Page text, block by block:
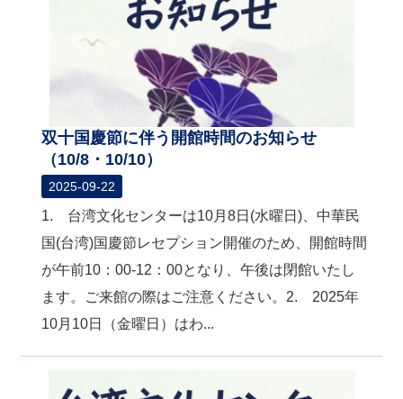
双十国慶節に伴う開館時間のお知らせ
（10/8・10/10）
2025-09-22
1. 台湾文化センターは10月8日(水曜日)、中華民
国(台湾)国慶節レセプション開催のため、開館時間
が午前10：00-12：00となり、午後は閉館いたし
ます。ご来館の際はご注意ください。2. 2025年
10月10日（金曜日）はわ...